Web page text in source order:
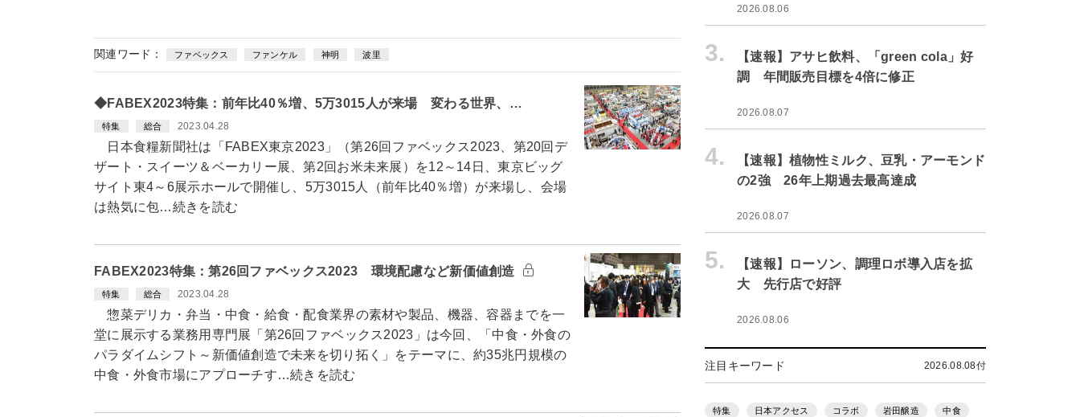
関連ワード： ファベックス ファンケル 神明 波里
◆FABEX2023特集：前年比40％増、5万3015人が来場 変わる世界、…
特集 総合 2023.04.28
日本食糧新聞社は「FABEX東京2023」（第26回ファベックス2023、第20回デ
ザート・スイーツ＆ベーカリー展、第2回お米未来展）を12～14日、東京ビッグ
サイト東4～6展示ホールで開催し、5万3015人（前年比40％増）が来場し、会場
は熱気に包…続きを読む
FABEX2023特集：第26回ファベックス2023 環境配慮など新価値創造
特集 総合 2023.04.28
惣菜デリカ・弁当・中食・給食・配食業界の素材や製品、機器、容器までを一
堂に展示する業務用専門展「第26回ファベックス2023」は今回、「中食・外食の
パラダイムシフト～新価値創造で未来を切り拓く」をテーマに、約35兆円規模の
中食・外食市場にアプローチす…続きを読む
2026.08.06
3.
【速報】アサヒ飲料、「green cola」好
調 年間販売目標を4倍に修正
2026.08.07
4.
【速報】植物性ミルク、豆乳・アーモンド
の2強 26年上期過去最高達成
2026.08.07
5.
【速報】ローソン、調理ロボ導入店を拡
大 先行店で好評
2026.08.06
注目キーワード 2026.08.08付
特集 日本アクセス コラボ 岩田醸造 中食